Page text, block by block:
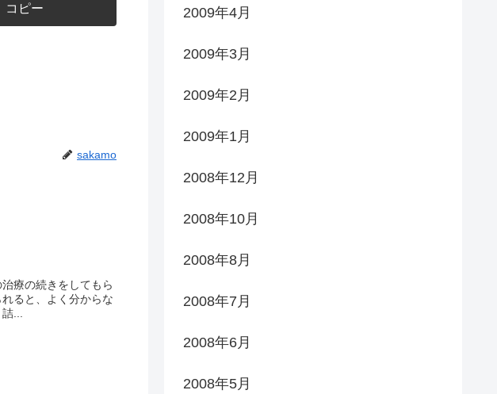
コピー
sakamo
療の続きをしてもら
ると、よく分からな
...
2009年4月
2009年3月
2009年2月
2009年1月
2008年12月
2008年10月
2008年8月
2008年7月
2008年6月
2008年5月